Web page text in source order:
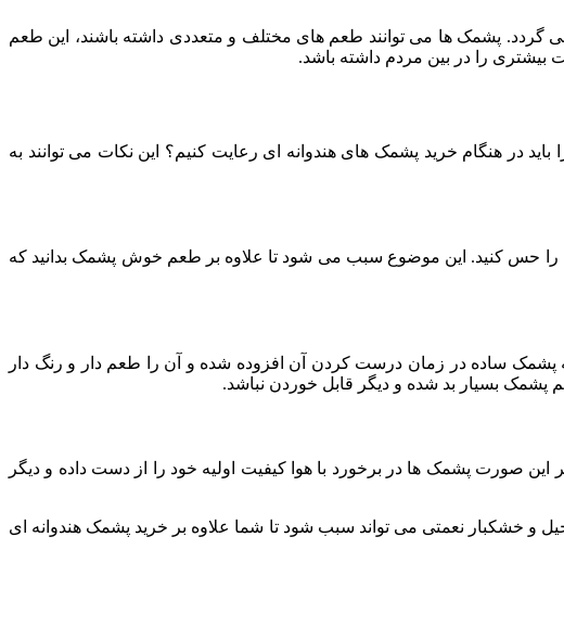
پشمک ها می توانند طعم های مختلف و متعددی داشته باشند، این طعم
بیشتری را در بین مردم داشته باشد.
در هنگام خرید پشمک های هندوانه ای رعایت کنیم؟ این نکات می توانند به
حس کنید. این موضوع سبب می شود تا علاوه بر طعم خوش پشمک بدانید که
پشمک ساده در زمان درست کردن آن افزوده شده و آن را طعم دار و رنگ دار
پشمک بسیار بد شده و دیگر قابل خوردن نباشد.
صورت پشمک ها در برخورد با هوا کیفیت اولیه خود را از دست داده و دیگر
و خشکبار نعمتی می تواند سبب شود تا شما علاوه بر خرید پشمک هندوانه ای